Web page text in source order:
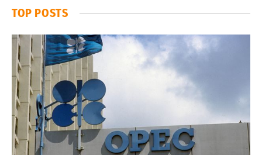
TOP POSTS